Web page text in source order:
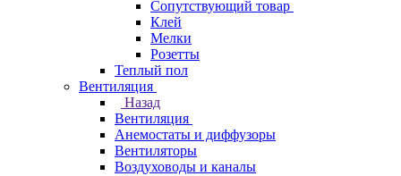
Сопутствующий товар
Клей
Мелки
Розетты
Теплый пол
Вентиляция
Назад
Вентиляция
Анемостаты и диффузоры
Вентиляторы
Воздуховоды и каналы